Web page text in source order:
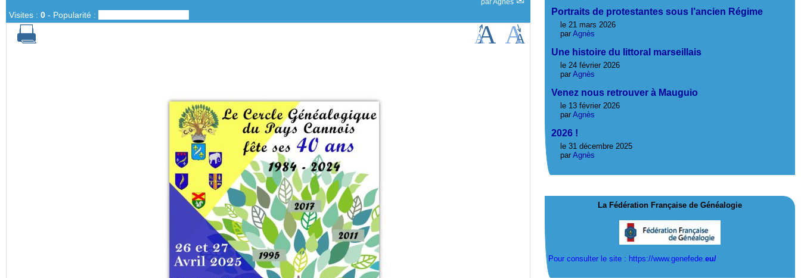
parAgnès
Visites : 0 - Popularité : Portraits de protestantes sous l’ancien Régime
le 21 mars 2026
par Agnès
Une histoire du littoral marseillais
le 24 février 2026
par Agnès
Venez nous retrouver à Mauguio
le 13 février 2026
par Agnès
2026 !
le 31 décembre 2025
par Agnès
La Fédération Française de Généalogie
Pour consulter le site : https://www.genefede.eu/